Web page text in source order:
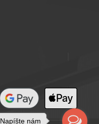
Napíšte nám